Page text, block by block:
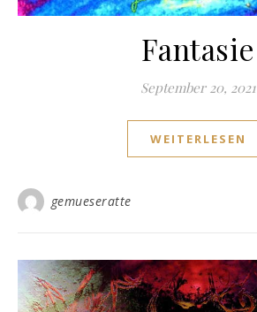
Fantasie
September 20, 2021
WEITERLESEN
gemueseratte